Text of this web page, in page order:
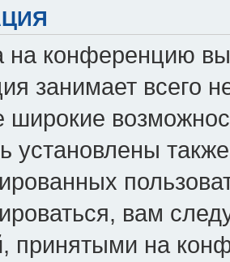
на конференцию
занимает всего
широкие
установлены
вам
принятыми на